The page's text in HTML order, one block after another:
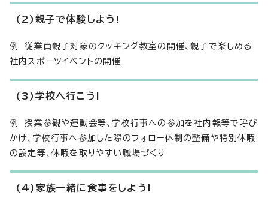
(2)親子で体験しよう!
例 従業員親子対象のクッキング教室の開催、親子で楽しめる
社内スポーツイベントの開催
(3)学校へ行こう!
例 授業参観や運動会等、学校行事への参加を社内報等で呼び
かけ、学校行事へ参加した際のフォロー体制の整備や特別休暇
の設定等、休暇を取りやすい職場づくり
(4)家族一緒に食事をしよう!